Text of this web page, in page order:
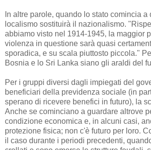
In altre parole, quando lo stato comincia a
localismo sostituirà il nazionalismo.
abbiamo visto nel 1914-1945, la maggior
violenza in questione sarà quasi
sporadica, e su scala piuttosto piccola."
Bosnia e lo Sri Lanka siano gli araldi del
Per i gruppi diversi dagli impiegati del
beneficiari della previdenza sociale (in
sperano di ricevere benefici in futuro), la
Anche se cominciano a guardare altrove
condizione economica e, in alcuni casi,
protezione fisica; non c'è futuro per loro.
il caso durante i periodi precedenti,